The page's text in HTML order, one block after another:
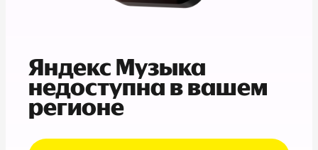
Яндекс Музыка
недоступна в вашем
регионе